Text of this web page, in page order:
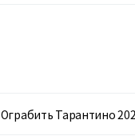
Ограбить Тарантино